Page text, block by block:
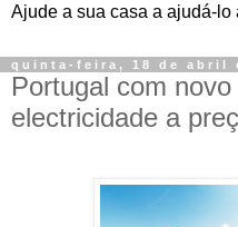
Ajude a sua casa a ajudá-lo
quinta-feira, 18 de abril
Portugal com
electricidade a